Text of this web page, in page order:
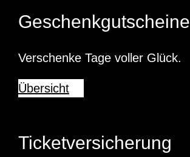
Geschenkgutscheine
Verschenke Tage voller Glück.
Übersicht
Ticketversicherung